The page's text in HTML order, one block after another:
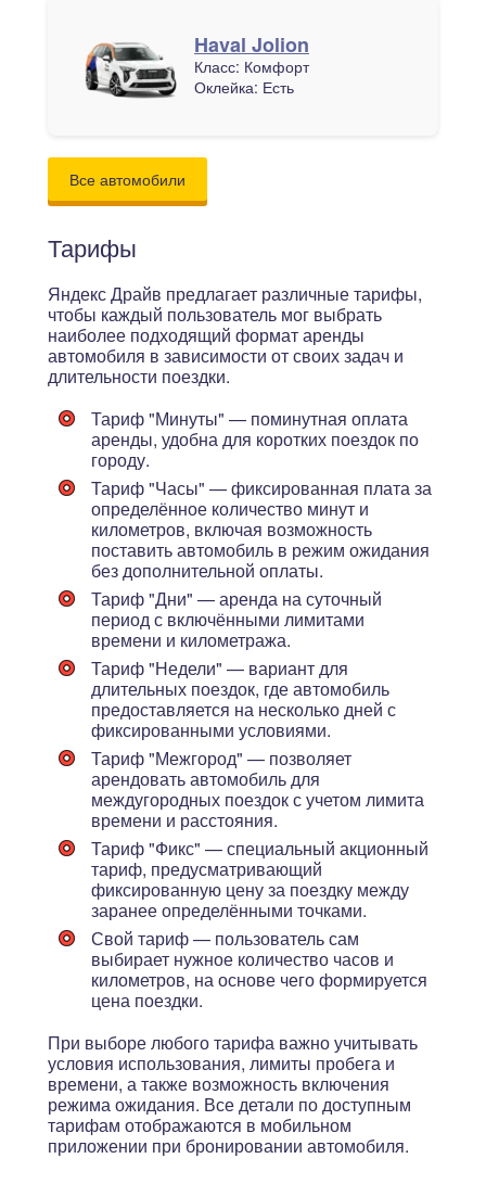
Haval Jolion
Класс: Комфорт
Оклейка: Есть
Все автомобили
Тарифы
Яндекс Драйв предлагает различные тарифы,
чтобы каждый пользователь мог выбрать
наиболее подходящий формат аренды
автомобиля в зависимости от своих задач и
длительности поездки.
Тариф "Минуты" — поминутная оплата
аренды, удобна для коротких поездок по
городу.
Тариф "Часы" — фиксированная плата за
определённое количество минут и
километров, включая возможность
поставить автомобиль в режим ожидания
без дополнительной оплаты.
Тариф "Дни" — аренда на суточный
период с включёнными лимитами
времени и километража.
Тариф "Недели" — вариант для
длительных поездок, где автомобиль
предоставляется на несколько дней с
фиксированными условиями.
Тариф "Межгород" — позволяет
арендовать автомобиль для
междугородных поездок с учетом лимита
времени и расстояния.
Тариф "Фикс" — специальный акционный
тариф, предусматривающий
фиксированную цену за поездку между
заранее определёнными точками.
Свой тариф— пользователь сам
выбирает нужное количество часов и
километров, на основе чего формируется
цена поездки.
При выборе любого тарифа важно учитывать
условия использования, лимиты пробега и
времени, а также возможность включения
режима ожидания. Все детали по доступным
тарифам отображаются в мобильном
приложении при бронировании автомобиля.